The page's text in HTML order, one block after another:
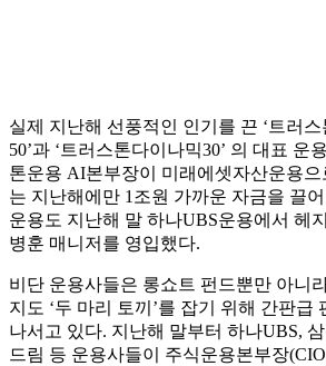
실제 지난해 선풍적인 인기를 끈 ‘트러
50’과 ‘트러스톤다이나믹30’ 의 대표 운
톤운용 AI본부장이 미래에셋자산운용으
는 지난해에만 1조원 가까운 자금을 끌
운용도 지난해 말 하나UBS운용에서 헤
병훈 매니저를 영입했다.
비단 운용사들은 롱쇼트 펀드뿐만 아니
지도 ‘두 마리 토끼’를 잡기 위해 간판급
나서고 있다. 지난해 말부터 하나UBS,
드림 등 운용사들이 주식운용본부장